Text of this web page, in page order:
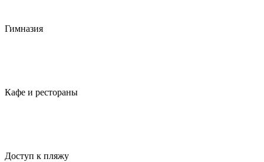
Гимназия
Кафе и рестораны
Доступ к пляжу